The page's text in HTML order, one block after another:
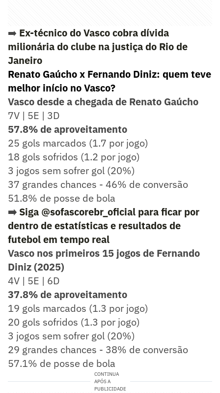
➡️ Ex-técnico do Vasco cobra dívida
milionária do clube na justiça do Rio de
Janeiro
Renato Gaúcho x Fernando Diniz: quem teve
melhor início no Vasco?
Vasco desde a chegada de Renato Gaúcho
7V | 5E | 3D
57.8% de aproveitamento
25 gols marcados (1.7 por jogo)
18 gols sofridos (1.2 por jogo)
3 jogos sem sofrer gol (20%)
37 grandes chances - 46% de conversão
51.8% de posse de bola
➡️ Siga @sofascorebr_oficial para ficar por
dentro de estatísticas e resultados de
futebol em tempo real
Vasco nos primeiros 15 jogos de Fernando
Diniz (2025)
4V | 5E | 6D
37.8% de aproveitamento
19 gols marcados (1.3 por jogo)
20 gols sofridos (1.3 por jogo)
3 jogos sem sofrer gol (20%)
29 grandes chances - 38% de conversão
57.1% de posse de bola
CONTINUA
APÓS A
PUBLICIDADE